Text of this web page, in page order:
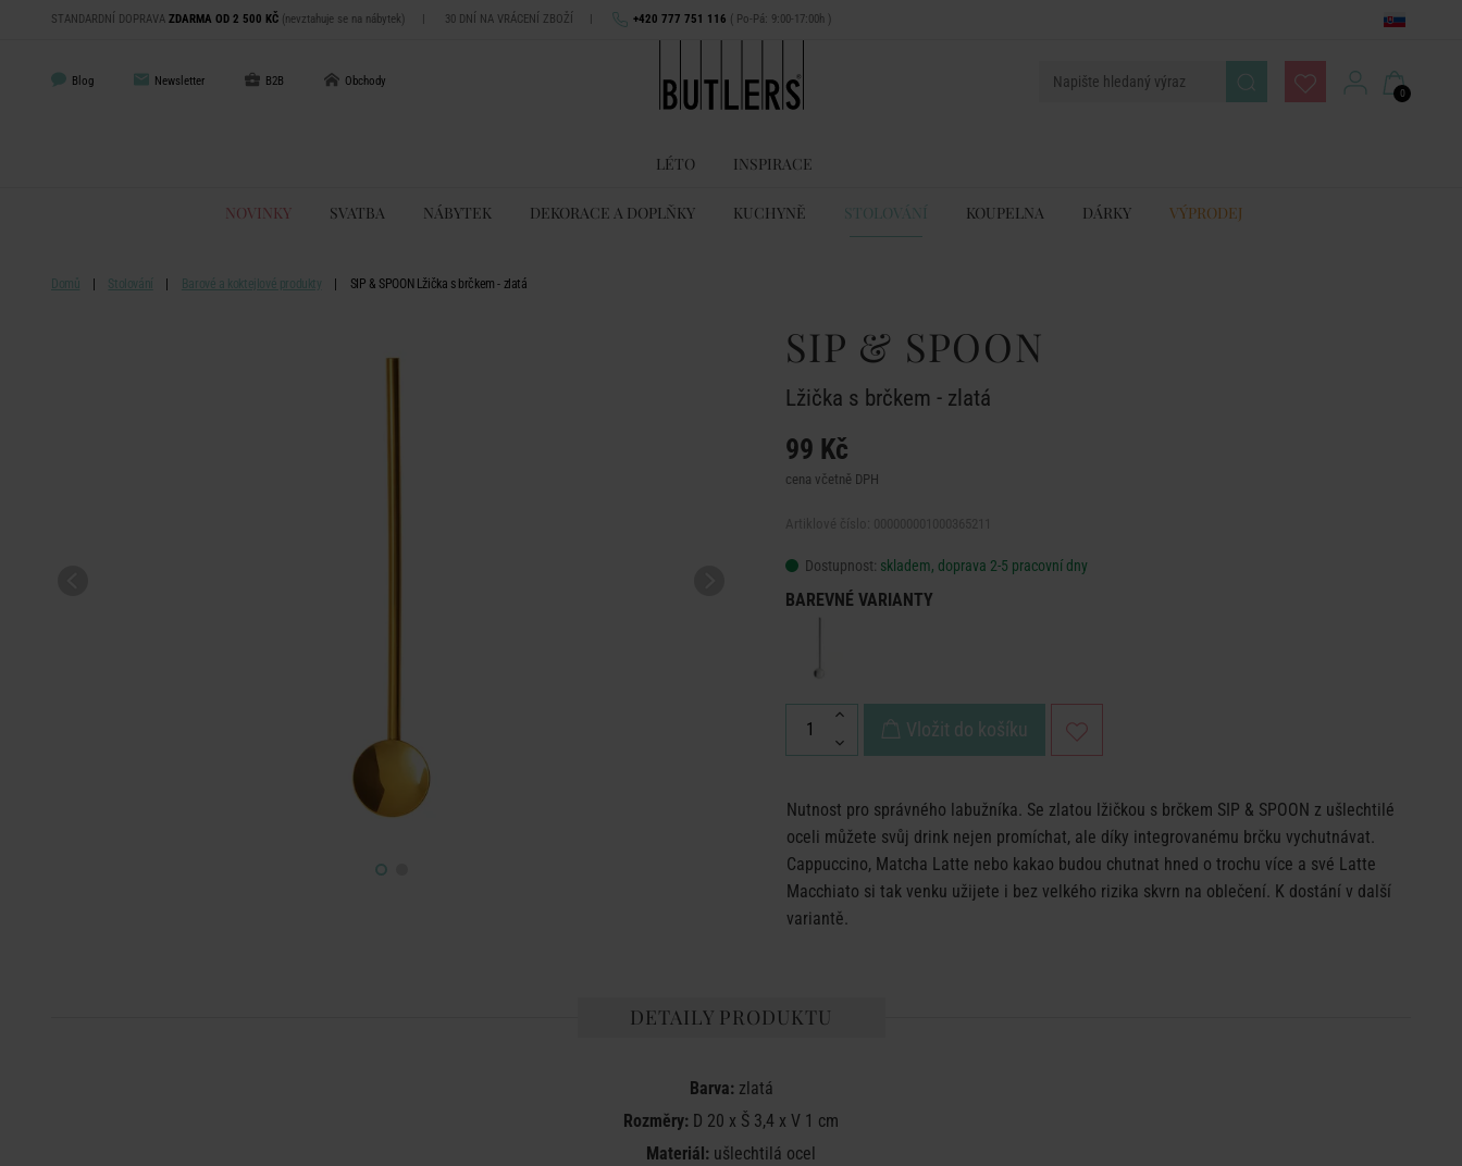
STANDARDNÍ DOPRAVA ZDARMA OD 2 500 KČ (nevztahuje se na nábytek) | 30 DNÍ NA VRÁCENÍ ZBOŽÍ | +420 777 751 116 ( Po-Pá: 9:00-17:00h )
Blog Newsletter B2B Obchody
0
LÉTO INSPIRACE
NOVINKY SVATBA NÁBYTEK DEKORACE A DOPLŇKY KUCHYNĚ STOLOVÁNÍ KOUPELNA DÁRKY VÝPRODEJ
Domů Stolování Barové a koktejlové produkty SIP & SPOON Lžička s brčkem - zlatá
SIP & SPOON
Lžička s brčkem - zlatá
99 Kč
cena včetně DPH
Dostupnost: skladem, doprava 2-5 pracovní dny
BAREVNÉ VARIANTY
Vložit do košíku
Nutnost pro správného labužníka. Se zlatou lžičkou s brčkem SIP & SPOON z ušlechtilé
oceli můžete svůj drink nejen promíchat, ale díky integrovanému brčku vychutnávat.
Cappuccino, Matcha Latte nebo kakao budou chutnat hned o trochu více a své Latte
Macchiato si tak venku užijete i bez velkého rizika skvrn na oblečení. K dostání v další
variantě.
DETAILY PRODUKTU
Barva:zlatá
Rozměry: D 20 x Š 3,4 x V 1 cm
Materiál: ušlechtilá ocel